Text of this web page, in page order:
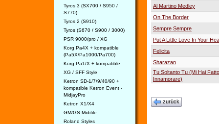
Tyros 3 (SX700 / S950 /
S770)
Tyros 2 (S910)
Tyros (S670 / S900 / 3000)
PSR 9000/pro / XG
Korg Pa4X + kompatible
(Pa5X/Pa1000/Pa700)
Korg Pa1/X + kompatible
XG / SFF Style
Ketron SD-1/7/9/40/90 +
kompatible Ketron Event -
MidjayPro
Ketron X1/X4
GM/GS-Midifile
Roland Styles
Al Martino Medley
On The Border
Sempre Sempre
Put A Little Love In Your
Felicita
Sharazan
Tu Soltanto Tu (Mi Hai Fatto
Innamorare)
zurück